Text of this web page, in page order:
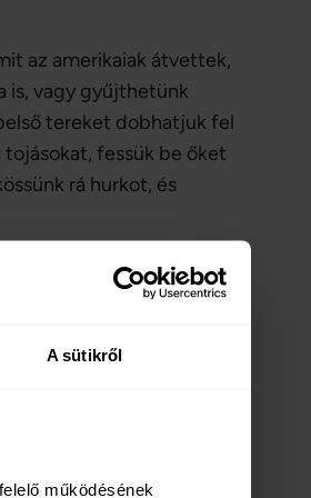
A sütikről
működésének
az amerikaiak átvettek,
is, vagy gyűjthetünk
tereket dobhatjuk fel
fessük be őket
rá hurkot, és